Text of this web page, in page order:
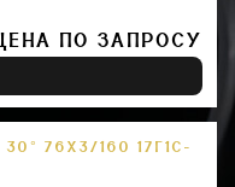
ПО ЗАПРОСУ
76Х3/160 17Г1С-